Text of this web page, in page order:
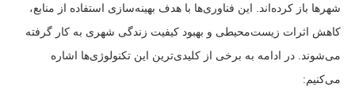
شهرها باز کرده‌اند. این فناوری‌ها با هدف بهینه‌سازی استفاده از منابع،
کاهش اثرات زیست‌محیطی و بهبود کیفیت زندگی شهری به کار گرفته
می‌شوند. در ادامه به برخی از کلیدی‌ترین این تکنولوژی‌ها اشاره
می‌کنیم: